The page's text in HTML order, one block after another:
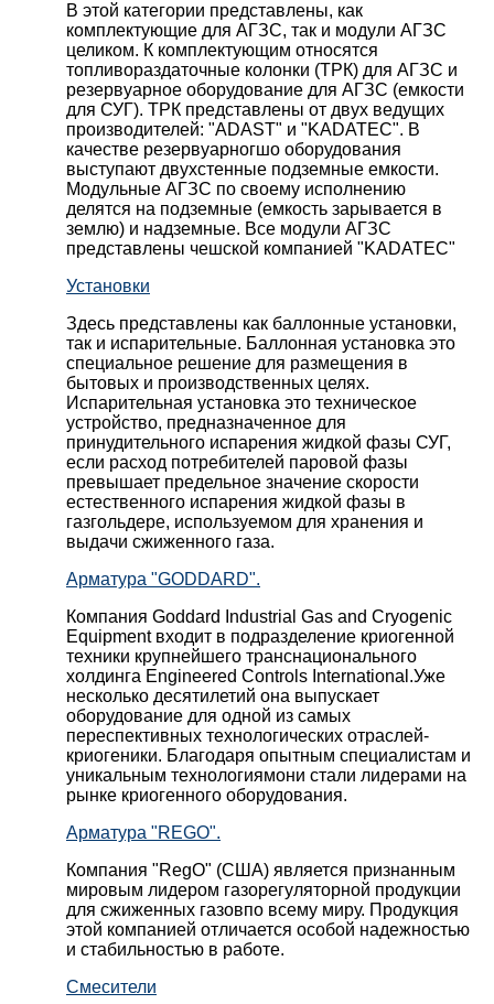
В этой категории представлены, как
комплектующие для АГЗС, так и модули АГЗС
целиком. К комплектующим относятся
топливораздаточные колонки (ТРК) для АГЗС и
резервуарное оборудование для АГЗС (емкости
для СУГ). ТРК представлены от двух ведущих
производителей: "ADAST" и "KADATEC". В
качестве резервуарногшо оборудования
выступают двухстенные подземные емкости.
Модульные АГЗС по своему исполнению
делятся на подземные (емкость зарывается в
землю) и надземные. Все модули АГЗС
представлены чешской компанией "KADATEC"
Установки
Здесь представлены как баллонные установки,
так и испарительные. Баллонная установка это
специальное решение для размещения в
бытовых и производственных целях.
Испарительная установка это техническое
устройство, предназначенное для
принудительного испарения жидкой фазы СУГ,
если расход потребителей паровой фазы
превышает предельное значение скорости
естественного испарения жидкой фазы в
газгольдере, используемом для хранения и
выдачи сжиженного газа.
Арматура "GODDARD".
Компания Goddard Industrial Gas and Cryogenic
Equipment входит в подразделение криогенной
техники крупнейшего транснационального
холдинга Engineered Controls International.Уже
несколько десятилетий она выпускает
оборудование для одной из самых
переспективных технологических отраслей-
криогеники. Благодаря опытным специалистам и
уникальным технологиямони стали лидерами на
рынке криогенного оборудования.
Арматура "REGO".
Компания "RegO" (США) является признанным
мировым лидером газорегуляторной продукции
для сжиженных газовпо всему миру. Продукция
этой компанией отличается особой надежностью
и стабильностью в работе.
Смесители